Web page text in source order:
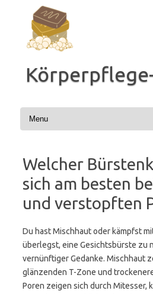
Inhalt
springen
Welcher
sich am besten
und verstopften
Du hast Mischhaut oder kämpfst
überlegst, eine Gesichtsbürste zu
vernünftiger Gedanke. Mischhaut
glänzenden T-Zone und
Poren zeigen sich durch Mitesser,